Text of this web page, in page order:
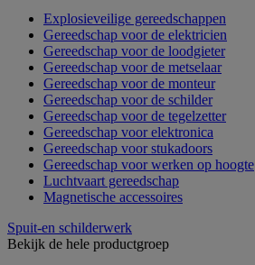
Explosieveilige gereedschappen
Gereedschap voor de elektricien
Gereedschap voor de loodgieter
Gereedschap voor de metselaar
Gereedschap voor de monteur
Gereedschap voor de schilder
Gereedschap voor de tegelzetter
Gereedschap voor elektronica
Gereedschap voor stukadoors
Gereedschap voor werken op hoogte
Luchtvaart gereedschap
Magnetische accessoires
Spuit-en schilderwerk
Bekijk de hele productgroep